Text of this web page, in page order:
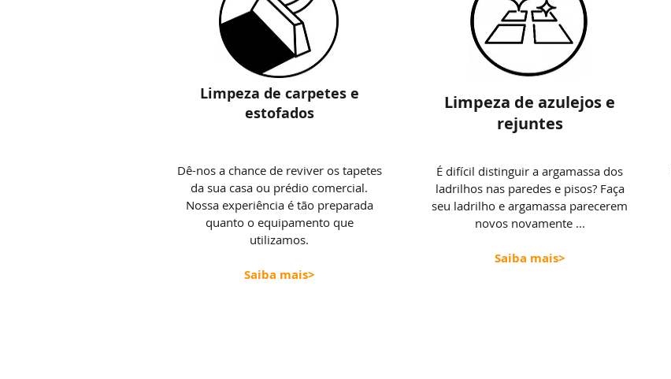
Limpeza de carpetes e
estofados
Dê-nos a chance de reviver os tapetes
da sua casa ou prédio comercial.
Nossa experiência é tão preparada
quanto o equipamento que
utilizamos.
Saiba mais>
Limpeza de azulejos e
rejuntes
É difícil distinguir a argamassa dos
ladrilhos nas paredes e pisos? Faça
seu ladrilho e argamassa parecerem
novos novamente ...
Saiba mais>